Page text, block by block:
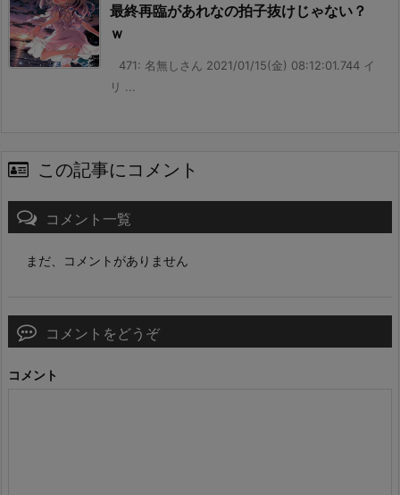
最終再臨があれなの拍子抜けじゃない？
ｗ
471: 名無しさん 2021/01/15(金) 08:12:01.744 イ
リ ...
この記事にコメント
コメント一覧
まだ、コメントがありません
コメントをどうぞ
コメント